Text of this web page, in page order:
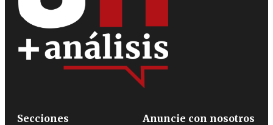
Secciones
Anuncie con nosotros